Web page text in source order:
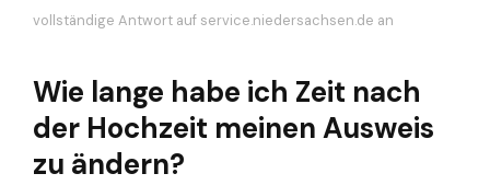
vollständige Antwort auf service.niedersachsen.de an
Wie lange habe ich Zeit nach
der Hochzeit meinen Ausweis
zu ändern?